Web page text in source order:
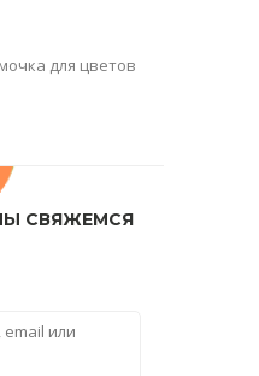
для цветов
СВЯЖЕМСЯ